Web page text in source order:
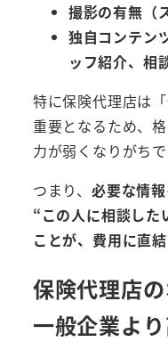
撮影の有無（
独自コンテン
ッフ紹介、相
特に保険代理店は
重要となるため、
力が弱くなりがちで
つまり、 必要な情
“この人に相談した
ことが、費用に直
保険代理店
一般企業よ